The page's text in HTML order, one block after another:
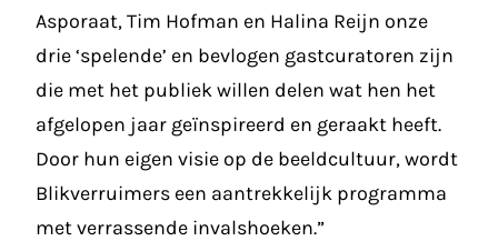
Asporaat, Tim Hofman en Halina Reijn onze
drie ‘spelende’ en bevlogen gastcuratoren zijn
die met het publiek willen delen wat hen het
afgelopen jaar geïnspireerd en geraakt heeft.
Door hun eigen visie op de beeldcultuur, wordt
Blikverruimers een aantrekkelijk programma
met verrassende invalshoeken.”